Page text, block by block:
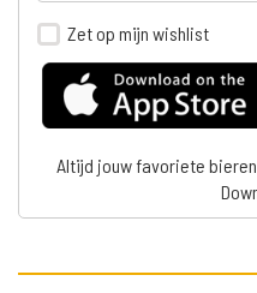
Zet op mijn wishlist
Altijd jouw favoriete